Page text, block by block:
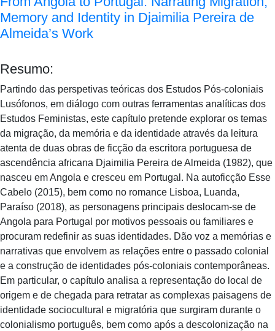
Memory and Identity in Djaimilia Pereira de
Almeida’s Work
Resumo:
Partindo das perspetivas teóricas dos Estudos Pós-coloniais
Lusófonos, em diálogo com outras ferramentas analíticas dos
Estudos Feministas, este capítulo pretende explorar os temas
da migração, da memória e da identidade através da leitura
atenta de duas obras de ficção da escritora portuguesa de
ascendência africana Djaimilia Pereira de Almeida (1982), que
nasceu em Angola e cresceu em Portugal. Na autoficção Esse
Cabelo (2015), bem como no romance Lisboa, Luanda,
Paraíso (2018), as personagens principais deslocam-se de
Angola para Portugal por motivos pessoais ou familiares e
procuram redefinir as suas identidades. Dão voz a memórias e
narrativas que envolvem as relações entre o passado colonial
e a construção de identidades pós-coloniais contemporâneas.
Em particular, o capítulo analisa a representação do local de
origem e de chegada para retratar as complexas paisagens de
identidade sociocultural e migratória que surgiram durante o
colonialismo português, bem como após a descolonização na